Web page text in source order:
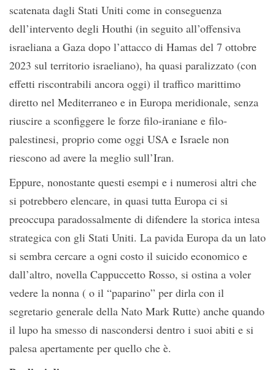
scatenata dagli Stati Uniti come in conseguenza
dell’intervento degli Houthi (in seguito all’offensiva
israeliana a Gaza dopo l’attacco di Hamas del 7 ottobre
2023 sul territorio israeliano), ha quasi paralizzato (con
effetti riscontrabili ancora oggi) il traffico marittimo
diretto nel Mediterraneo e in Europa meridionale, senza
riuscire a sconfiggere le forze filo-iraniane e filo-
palestinesi, proprio come oggi USA e Israele non
riescono ad avere la meglio sull’Iran.
Eppure, nonostante questi esempi e i numerosi altri che
si potrebbero elencare, in quasi tutta Europa ci si
preoccupa paradossalmente di difendere la storica intesa
strategica con gli Stati Uniti. La pavida Europa da un lato
si sembra cercare a ogni costo il suicido economico e
dall’altro, novella Cappuccetto Rosso, si ostina a voler
vedere la nonna ( o il “paparino” per dirla con il
segretario generale della Nato Mark Rutte) anche quando
il lupo ha smesso di nascondersi dentro i suoi abiti e si
palesa apertamente per quello che è.